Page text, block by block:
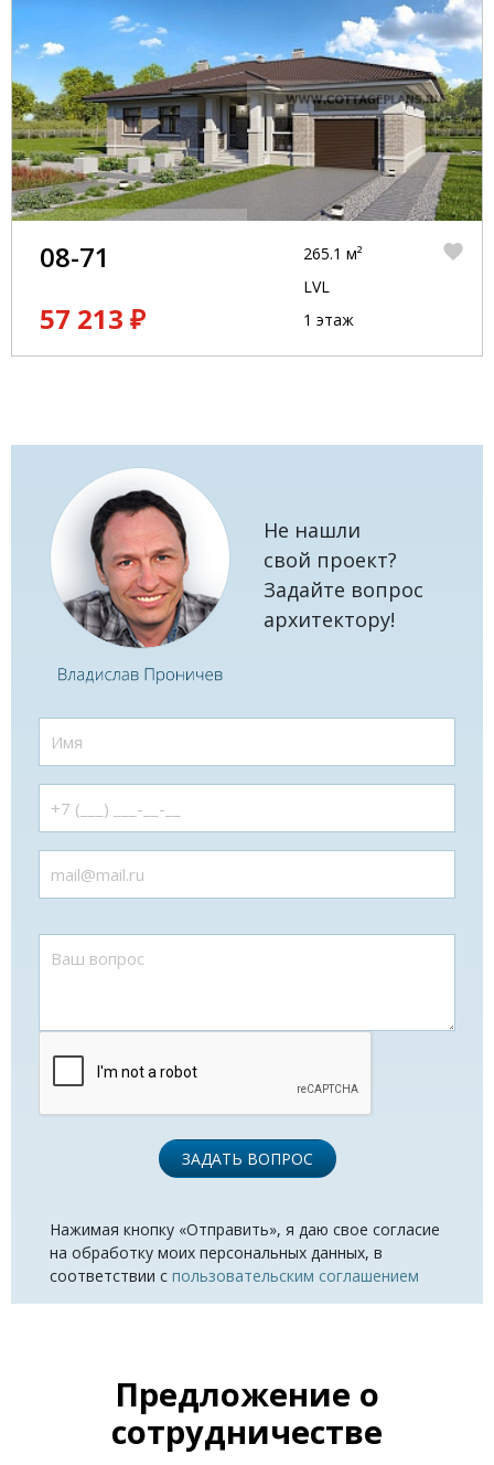
08-71
57 213 ₽
265.1 м²
LVL
1 этаж
Не нашли
свой проект?
Задайте вопрос
архитектору!
ЗАДАТЬ ВОПРОС
Нажимая кнопку «Отправить», я даю свое согласие
на обработку моих персональных данных, в
соответствии с пользовательским соглашением
Предложение о
сотрудничестве